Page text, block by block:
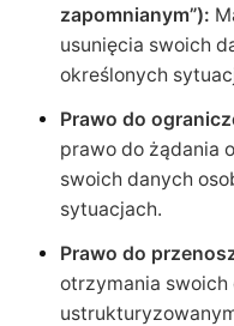
zapomnianym”):
usunięcia swoich
określonych
Prawo do
prawo do żądania
swoich danych
sytuacjach.
Prawo do
otrzymania